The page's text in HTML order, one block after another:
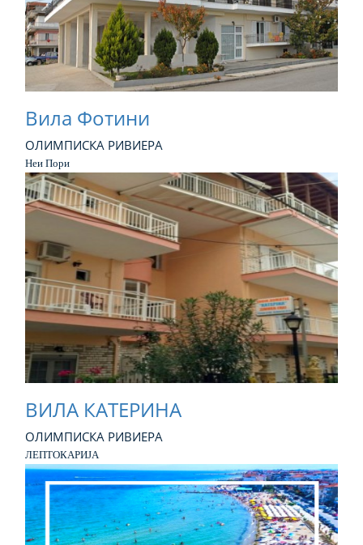
Вила Фотини
ОЛИМПИСКА РИВИЕРА
Неи Пори
ВИЛА КАТЕРИНА
ОЛИМПИСКА РИВИЕРА
ЛЕПТОКАРИЈА